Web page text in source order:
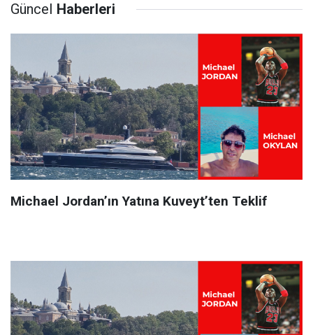
Güncel Haberleri
Michael Jordan’ın Yatına Kuveyt’ten Teklif